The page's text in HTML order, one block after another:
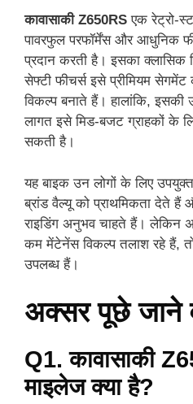
कावासाकी Z650RS एक रेट्रो-
पावरफुल परफॉर्मेंस और आधुनिक
प्रदान करती है। इसका
सेफ्टी फीचर्स इसे प्रीमियम
विकल्प बनाते हैं। हालांकि,
लागत इसे मिड-बजट ग्राहकों के
सकती है।
यह बाइक उन लोगों के लिए
ब्रांड वैल्यू को प्राथमिकता देते हैं
राइडिंग अनुभव चाहते हैं।
कम मेंटेनेंस विकल्प तलाश रहे हैं,
उपलब्ध हैं।
अक्सर पूछे जाने
Q1. कावासाकी
माइलेज क्या है?